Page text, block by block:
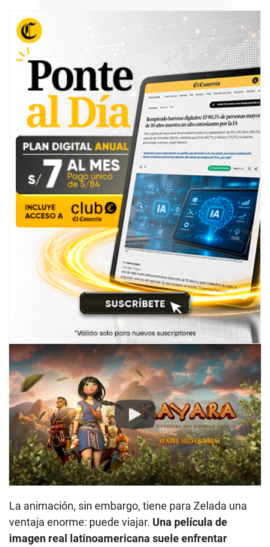
Play
La animación, sin embargo, tiene para Zelada una
ventaja enorme: puede viajar. Una película de
imagen real latinoamericana suele enfrentar